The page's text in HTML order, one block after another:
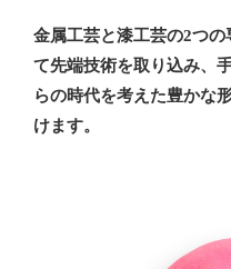
金属工芸と漆工芸の2つ
て先端技術を取り込み、
らの時代を考えた豊かな
けます。